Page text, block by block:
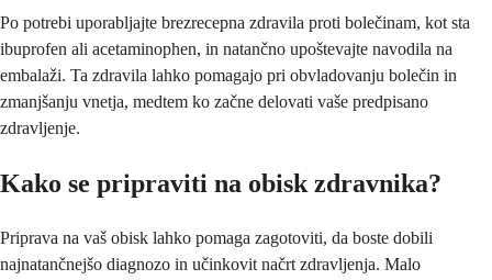
Po potrebi uporabljajte brezrecepna zdravila proti bolečinam, kot sta
ibuprofen ali acetaminophen, in natančno upoštevajte navodila na
embalaži. Ta zdravila lahko pomagajo pri obvladovanju bolečin in
zmanjšanju vnetja, medtem ko začne delovati vaše predpisano
zdravljenje.
Kako se pripraviti na obisk zdravnika?
Priprava na vaš obisk lahko pomaga zagotoviti, da boste dobili
najnatančnejšo diagnozo in učinkovit načrt zdravljenja. Malo